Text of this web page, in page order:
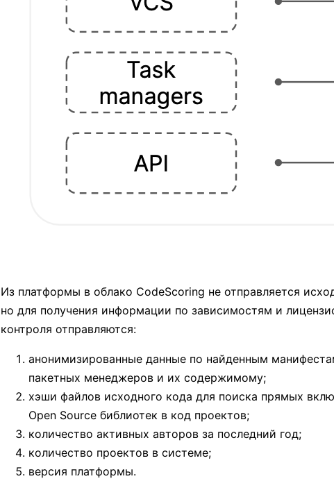
Из платформы в облако CodeScoring не отправляется
но для получения информации по зависимостям и
контроля отправляются:
анонимизированные данные по найденным
пакетных менеджеров и их содержимому;
хэши файлов исходного кода для поиска прямых
Open Source библиотек в код проектов;
количество активных авторов за последний год;
количество проектов в системе;
версия платформы.